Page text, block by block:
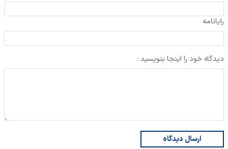
رایانامه
دیدگاه خود را اینجا بنویسید :
ارسال دیدگاه